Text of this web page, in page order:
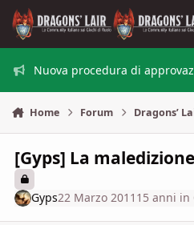
Vai al contenuto
Nuova procedura di
Home Forum Dragons’
[Gyps] La
Gyps22 Marzo 2011 15 anni in